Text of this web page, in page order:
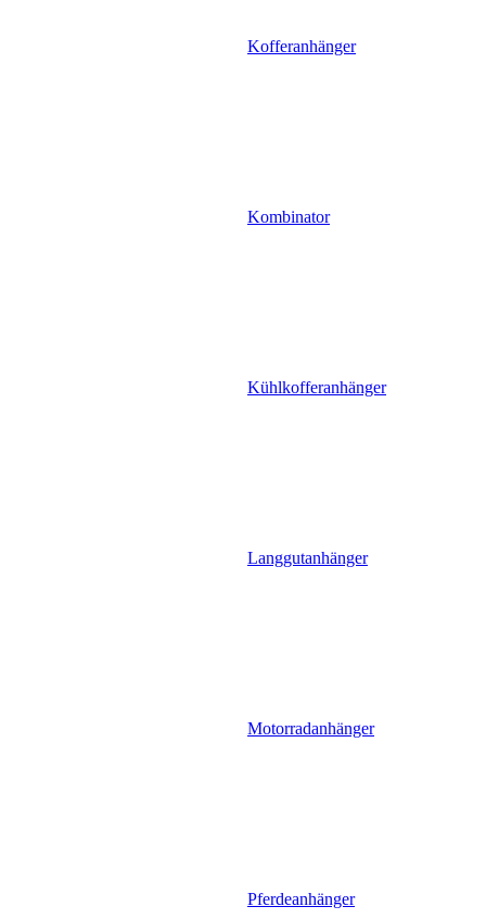
Kofferanhänger
Kombinator
Kühlkofferanhänger
Langgutanhänger
Motorradanhänger
Pferdeanhänger